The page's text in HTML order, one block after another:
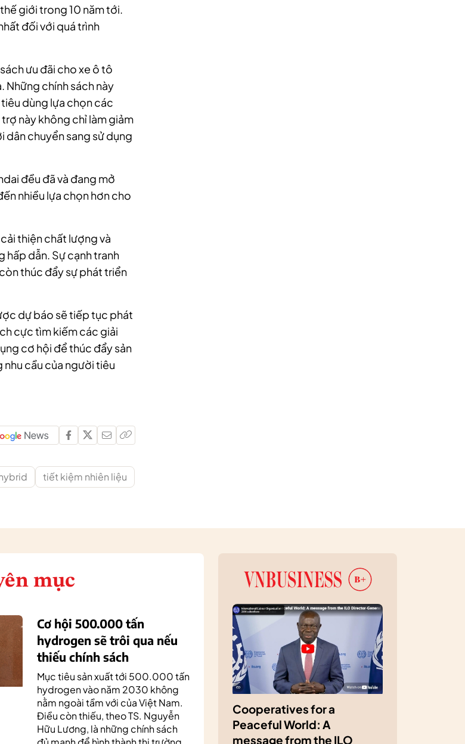
giới trong 10 năm tới.
đối với quá trình
ưu đãi cho xe ô tô
Những chính sách này
dùng lựa chọn các
này không chỉ làm giảm
dân chuyển sang sử dụng
đều đã và đang mở
nhiều lựa chọn hơn cho
thiện chất lượng và
hấp dẫn. Sự cạnh tranh
thúc đẩy sự phát triển
dự báo sẽ tiếp tục phát
cực tìm kiếm các giải
cơ hội để thúc đẩy sản
cầu của người tiêu
tiết kiệm nhiên liệu
mục
Cơ hội 500.000 tấn
hydrogen sẽ trôi qua nếu
thiếu chính sách
Mục tiêu sản xuất tới 500.000 tấn
hydrogen vào năm 2030 không
nằm ngoài tầm với của Việt Nam.
Điều còn thiếu, theo TS. Nguyễn
Hữu Lương, là những chính sách
Cooperatives for a
Peaceful World: A
message from the ILO